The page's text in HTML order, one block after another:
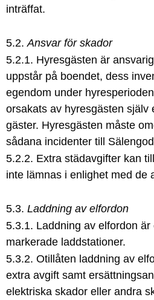
inträffat.
5.2.Ansvar för skador
5.2.1. Hyresgästen är
uppstår på boendet, dess
egendom under
orsakats av hyresgästen själv
gäster. Hyresgästen måste
sådana incidenter till
5.2.2. Extra städavgifter kan
inte lämnas i enlighet med de
5.3. Laddning av elfordon
5.3.1. Laddning av elfordon är
markerade laddstationer.
5.3.2. Otillåten laddning av
extra avgift samt
elektriska skador eller andra